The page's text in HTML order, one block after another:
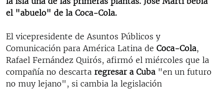
LOS SANTOS DE HIALEAH
LA INVASIÓN DE RUSIA A UCRANIA
el "abuelo" de la Coca-Cola.
El vicepresidente de Asuntos Públicos y
Comunicación para América Latina de Coca-Cola,
Rafael Fernández Quirós, afirmó el miércoles que la
compañía no descarta regresar a Cuba "en un futuro
no muy lejano", si cambia la legislación